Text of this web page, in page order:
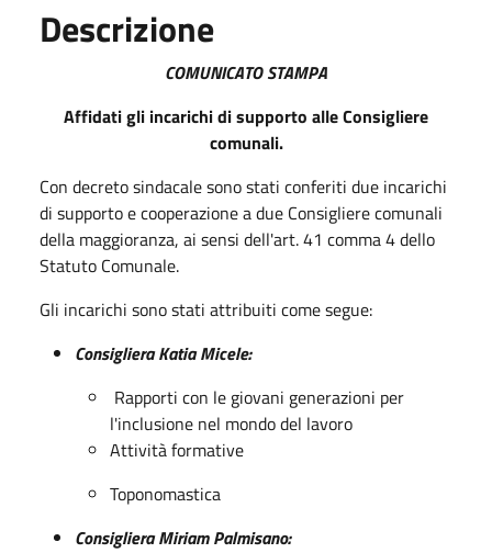
Descrizione
COMUNICATO STAMPA
Affidati gli incarichi di supporto alle Consigliere
comunali.
Con decreto sindacale sono stati conferiti due incarichi
di supporto e cooperazione a due Consigliere comunali
della maggioranza, ai sensi dell'art. 41 comma 4 dello
Statuto Comunale.
Gli incarichi sono stati attribuiti come segue:
Consigliera Katia Micele:
Rapporti con le giovani generazioni per
l'inclusione nel mondo del lavoro
Attività formative
Toponomastica
Consigliera Miriam Palmisano: